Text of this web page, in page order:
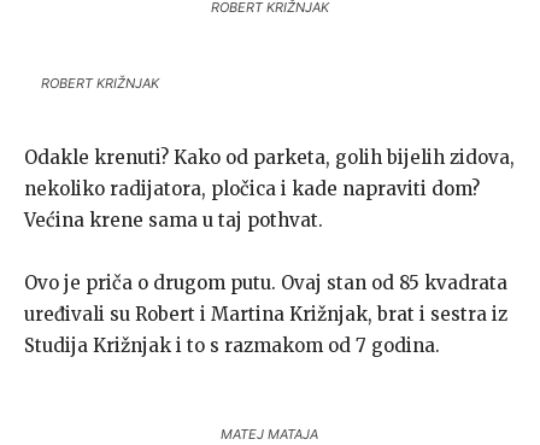
ROBERT KRIŽNJAK
ROBERT KRIŽNJAK
Odakle krenuti? Kako od parketa, golih bijelih zidova,
nekoliko radijatora, pločica i kade napraviti dom?
Većina krene sama u taj pothvat.
Ovo je priča o drugom putu. Ovaj stan od 85 kvadrata
uređivali su Robert i Martina Križnjak, brat i sestra iz
Studija Križnjak i to s razmakom od 7 godina.
MATEJ MATAJA